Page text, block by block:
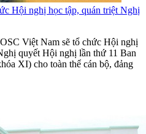
Hội nghị học tập, quán triệt Nghị
Việt Nam sẽ tổ chức Hội nghị
quyết Hội nghị lần thứ 11 Ban
XI) cho toàn thể cán bộ, đảng